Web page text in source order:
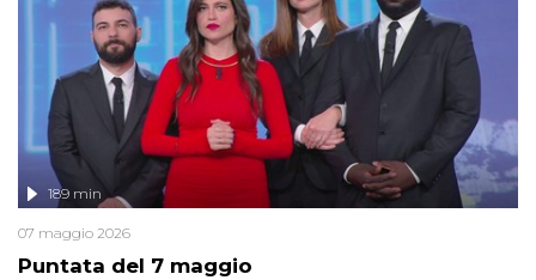
Puntata del 7 maggio
189 min
07 maggio 2026